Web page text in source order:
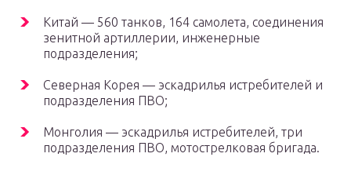
Китай — 560 танков, 164 самолета, соединения
зенитной артиллерии, инженерные
подразделения;
Северная Корея — эскадрилья истребителей и
подразделения ПВО;
Монголия — эскадрилья истребителей, три
подразделения ПВО, мотострелковая бригада.